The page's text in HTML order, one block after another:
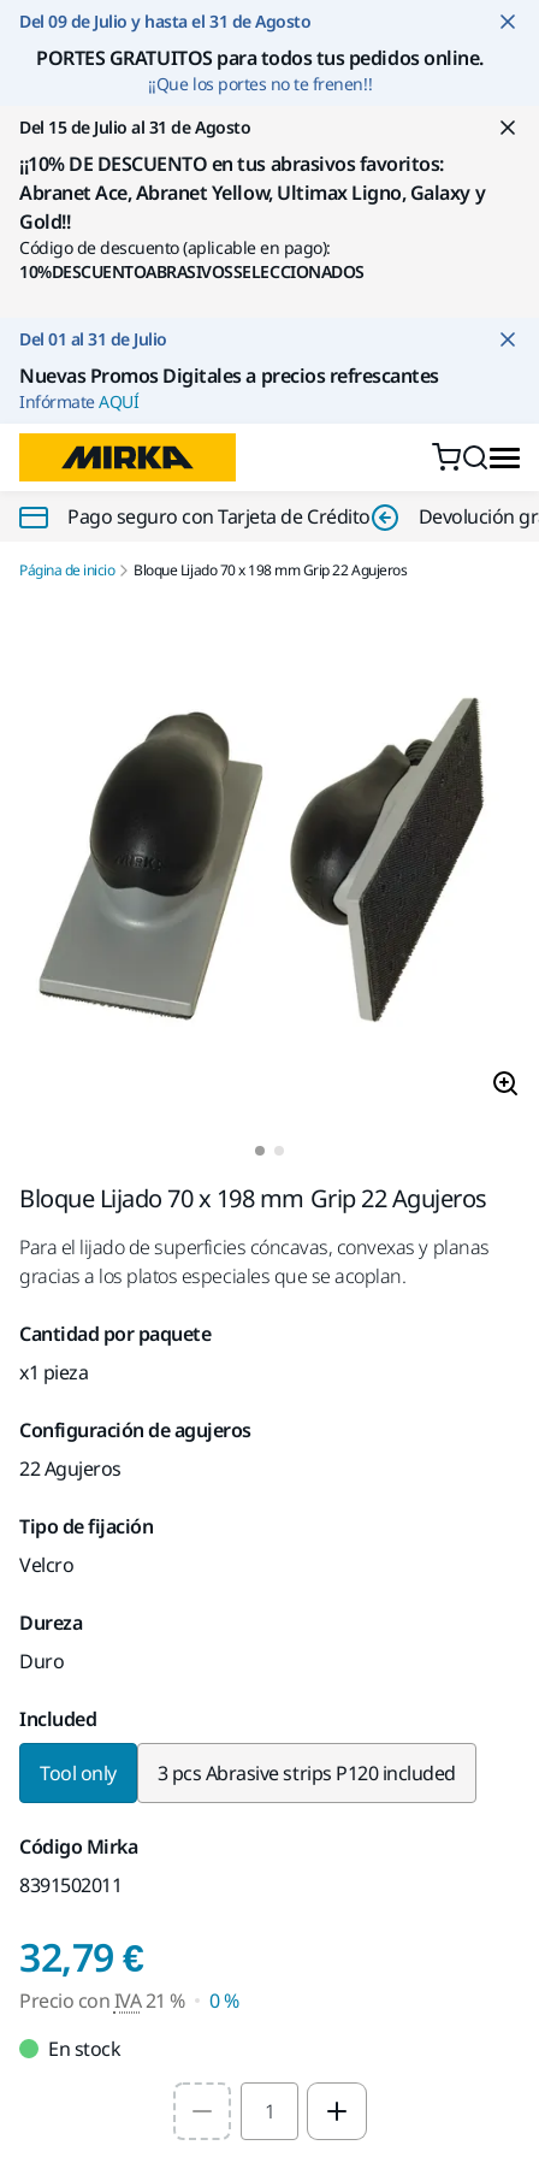
Ir a contenido
Del 09 de Julio y hasta el 31 de Agosto
PORTES GRATUITOS para todos tus pedidos online.
¡¡Que los portes no te frenen!!
Del 15 de Julio al 31 de Agosto
¡¡10% DE DESCUENTO en tus abrasivos favoritos:
Abranet Ace, Abranet Yellow, Ultimax Ligno, Galaxy y
Gold!!
Código de descuento (aplicable en pago):
10%DESCUENTOABRASIVOSSELECCIONADOS
Del 01 al 31 de Julio
Nuevas Promos Digitales a precios refrescantes
InfórmateAQUÍ
Pago seguro con Tarjeta de Crédito Devolución
Página de inicio Bloque Lijado 70 x 198 mm Grip 22 Agujeros
Bloque Lijado 70 x 198 mm Grip 22 Agujeros
Para el lijado de superficies cóncavas, convexas y planas
gracias a los platos especiales que se acoplan.
Cantidad por paquete
x1 pieza
Configuración de agujeros
22 Agujeros
Tipo de fijación
Velcro
Dureza
Duro
Included
Tool only 3 pcs Abrasive strips P120 included
Código Mirka
8391502011
32,79 €Precio con IVA 21 %
Precio conIVA21 %
0 %
En stock
Select quantity value